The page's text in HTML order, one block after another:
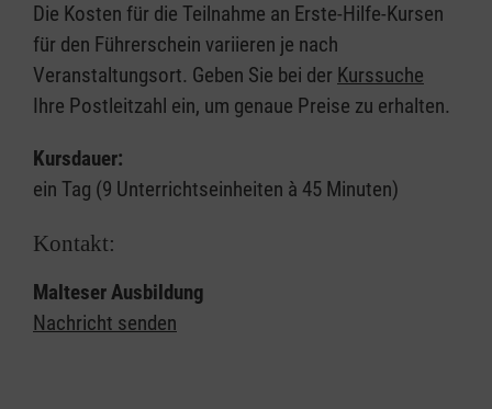
Die Kosten für die Teilnahme an Erste-Hilfe-Kursen
für den Führerschein variieren je nach
Veranstaltungsort. Geben Sie bei der Kurssuche
Ihre Postleitzahl ein, um genaue Preise zu erhalten.
Kursdauer:
ein Tag (9 Unterrichtseinheiten à 45 Minuten)
Kontakt:
Malteser Ausbildung
Nachricht senden